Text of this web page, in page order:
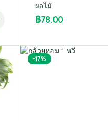
ผลไม้
฿78.00
-17%